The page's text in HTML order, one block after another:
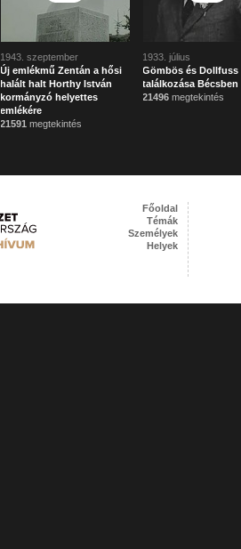
1943. szeptember
Új emlékmű Zentán a hősi
halált halt Horthy István
kormányzó helyettes
emlékére
21591 megtekintés
1933. július
Gömbös és Dollfuss
találkozása Bécsben
21496 megtekintés
Főoldal
Témák
Személyek
Helyek